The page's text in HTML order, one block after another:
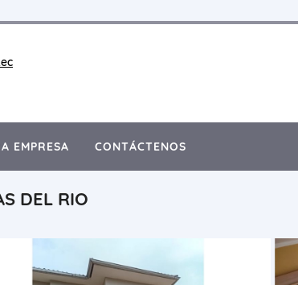
EMPRESA CONTÁCTENOS
DEL RIO